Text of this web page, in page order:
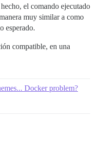
el comando ejecutado
muy similar a como
esperado.
compatible, en una
Docker problem?